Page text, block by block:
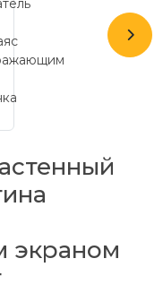
экраном